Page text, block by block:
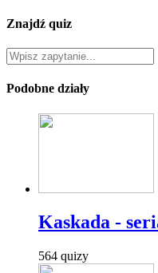
Znajdź quiz
Podobne działy
Kaskada -
564 quizy